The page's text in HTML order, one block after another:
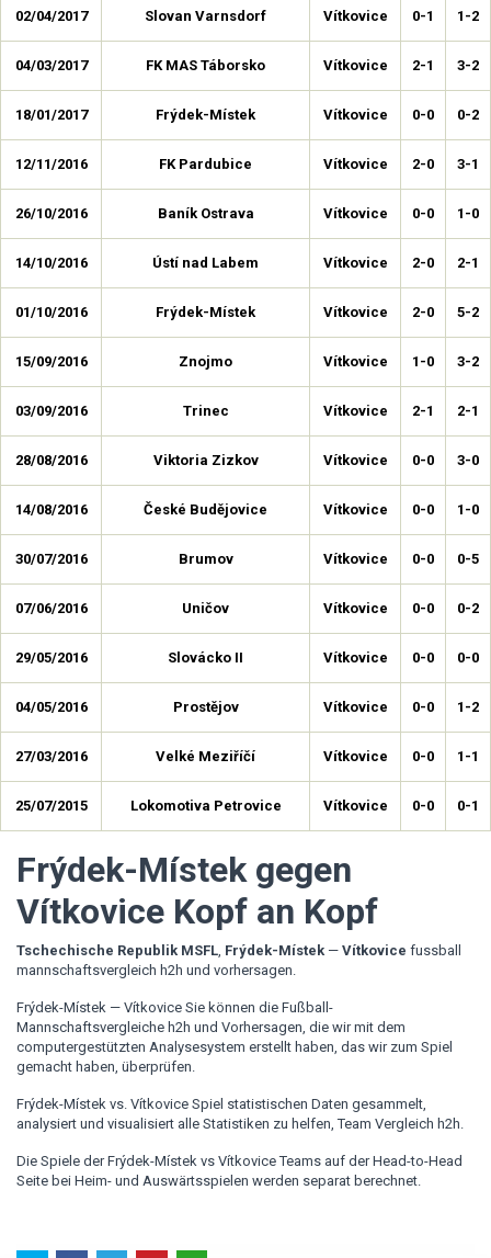
02/04/2017 Slovan Varnsdorf Vítkovice 0-1 1-2
04/03/2017 FK MAS Táborsko Vítkovice 2-1 3-2
18/01/2017 Frýdek-Místek Vítkovice 0-0 0-2
12/11/2016 FK Pardubice Vítkovice 2-0 3-1
26/10/2016 Baník Ostrava Vítkovice 0-0 1-0
14/10/2016 Ústí nad Labem Vítkovice 2-0 2-1
01/10/2016 Frýdek-Místek Vítkovice 2-0 5-2
15/09/2016 Znojmo Vítkovice 1-0 3-2
03/09/2016 Trinec Vítkovice 2-1 2-1
28/08/2016 Viktoria Zizkov Vítkovice 0-0 3-0
14/08/2016 České Budějovice Vítkovice 0-0 1-0
30/07/2016 Brumov Vítkovice 0-0 0-5
07/06/2016 Uničov Vítkovice 0-0 0-2
29/05/2016 Slovácko II Vítkovice 0-0 0-0
04/05/2016 Prostějov Vítkovice 0-0 1-2
27/03/2016 Velké Meziříčí Vítkovice 0-0 1-1
25/07/2015 Lokomotiva Petrovice Vítkovice 0-0 0-1
Frýdek-Místek gegen
Vítkovice Kopf an Kopf
Tschechische Republik MSFL, Frýdek-Místek — Vítkovice fussball
mannschaftsvergleich h2h und vorhersagen.
Frýdek-Místek — Vítkovice Sie können die Fußball-
Mannschaftsvergleiche h2h und Vorhersagen, die wir mit dem
computergestützten Analysesystem erstellt haben, das wir zum Spiel
gemacht haben, überprüfen.
Frýdek-Místek vs. Vítkovice Spiel statistischen Daten gesammelt,
analysiert und visualisiert alle Statistiken zu helfen, Team Vergleich h2h.
Die Spiele der Frýdek-Místek vs Vítkovice Teams auf der Head-to-Head
Seite bei Heim- und Auswärtsspielen werden separat berechnet.